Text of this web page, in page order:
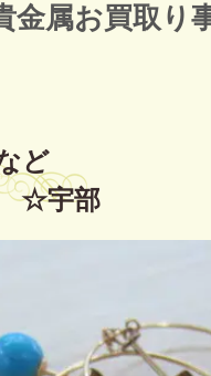
金属お買取り
ど
☆宇部